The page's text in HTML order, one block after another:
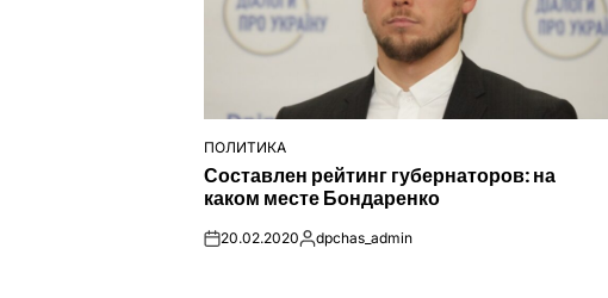
ОПУБЛІКУВАТИ
У
ПОЛИТИКА
Составлен рейтинг губернаторов: на
каком месте Бондаренко
on20.02.2020Опубліковано
dpchas_admin